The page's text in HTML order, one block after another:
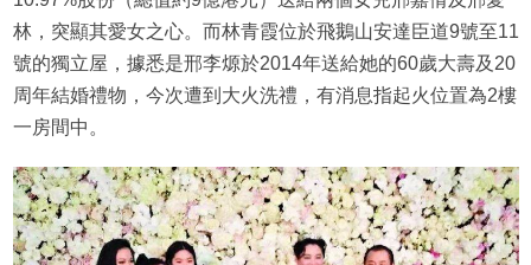
林，突顯其愛女之心。而林青霞位於飛鵝山安達臣道9號至11
號的獨立屋，據悉是邢李㷧於2014年送給她的60歲大壽及20
周年結婚禮物，今次遭到大火洗禮，有消息指起火位置為2樓
一房間中。